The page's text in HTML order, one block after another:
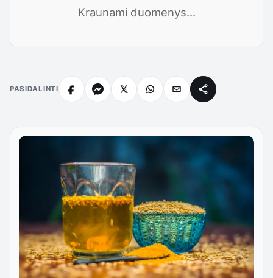
Kraunami duomenys...
PASIDALINTI